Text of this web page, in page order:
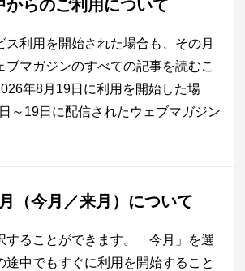
からのご利用について
ス利用を開始された場合も、その月
ブマガジンのすべての記事を読むこ
年8月19日に利用を開始した場
～19日に配信されたウェブマガジン
（今月／来月）について
することができます。「今月」を選
途中でもすぐに利用を開始すること